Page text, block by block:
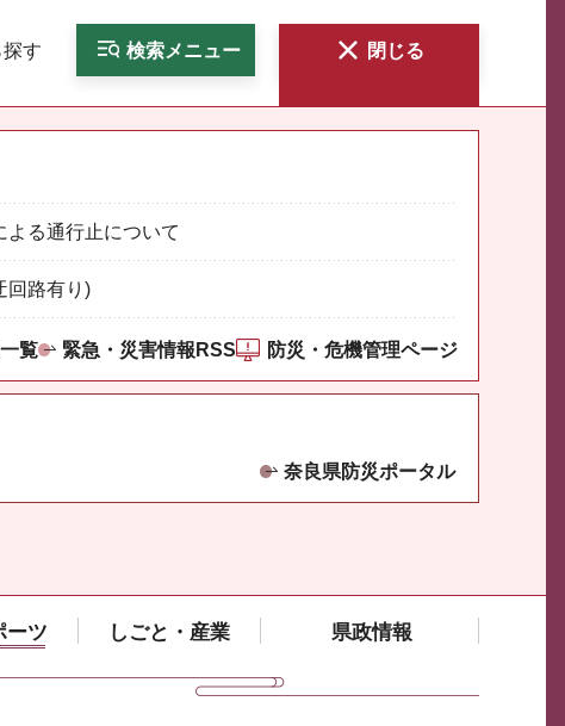
す 検索メニュー 閉じる
る通行止について
回路有り)
覧 緊急・災害情報RSS 防災・危機管理ページ
奈良県防災ポータル
ーツ しごと・産業 県政情報